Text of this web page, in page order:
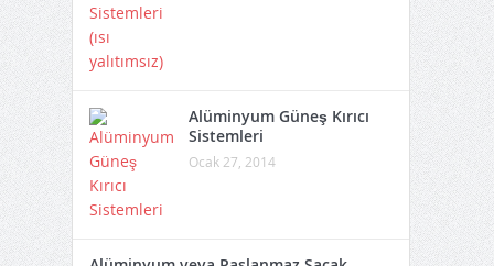
Alüminyum Güneş Kırıcı
Sistemleri
Ocak 27, 2014